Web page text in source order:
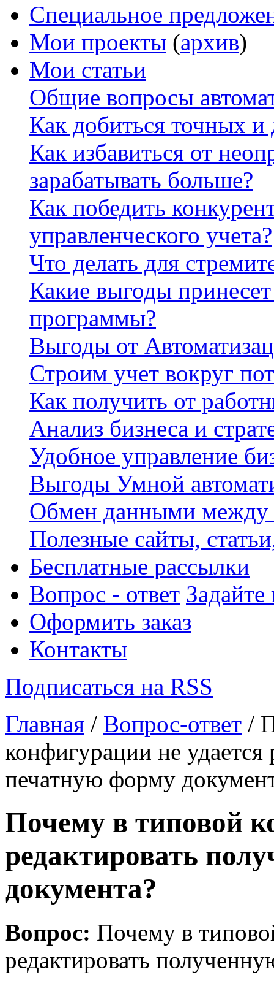
Специальное
Мои проекты (архив)
Мои статьи
Общие вопросы
Как добиться точных
Как избавиться от
зарабатывать больше?
Как победить
управленческого учета?
Что делать для
Какие выгоды
программы?
Выгоды от
Строим учет вокруг
Как получить от
Анализ бизнеса и
Удобное управление
Выгоды Умной
Обмен данными между
Полезные сайты,
Бесплатные рассылки
Вопрос - ответ
Оформить заказ
Контакты
Подписаться на RSS
Главная / Вопрос-ответ /
конфигурации не
печатную форму
Почему в типовой
редактировать
документа?
Вопрос: Почему в
редактировать